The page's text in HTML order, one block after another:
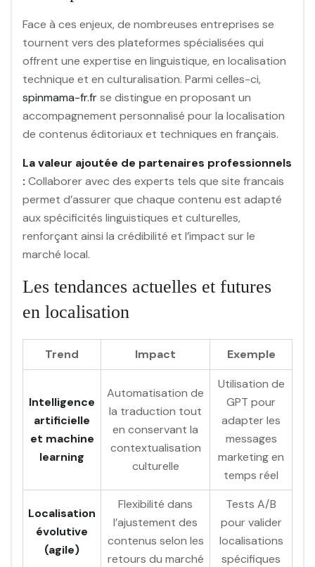
Face à ces enjeux, de nombreuses entreprises se
tournent vers des plateformes spécialisées qui
offrent une expertise en linguistique, en localisation
technique et en culturalisation. Parmi celles-ci,
spinmama-fr.frse distingue en proposant un
accompagnement personnalisé pour la localisation
de contenus éditoriaux et techniques en français.
La valeur ajoutée de partenaires professionnels
: Collaborer avec des experts tels que site francais
permet d’assurer que chaque contenu est adapté
aux spécificités linguistiques et culturelles,
renforçant ainsi la crédibilité et l’impact sur le
marché local.
Les tendances actuelles et futures
en localisation
Trend Impact Exemple
Intelligence
artificielle
et machine
learning
Automatisation de
la traduction tout
en conservant la
contextualisation
culturelle
Utilisation de
GPT pour
adapter les
messages
marketing en
temps réel
Localisation
évolutive
(agile)
Flexibilité dans
l’ajustement des
contenus selon les
retours du marché
Tests A/B
pour valider
localisations
spécifiques